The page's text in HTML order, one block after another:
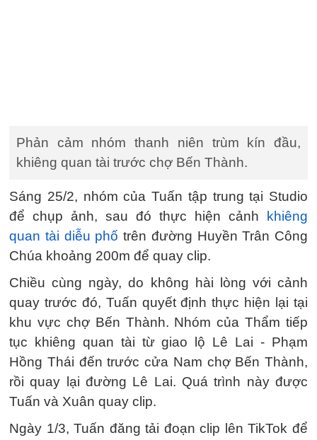
Phản cảm nhóm thanh niên trùm kín đầu,
khiêng quan tài trước chợ Bến Thành.
Sáng 25/2, nhóm của Tuấn tập trung tại Studio
để chụp ảnh, sau đó thực hiện cảnh
khiêng
quan tài diễu phố trên đường Huyền Trân Công
Chúa khoảng 200m để quay clip.
Chiều cùng ngày, do không hài lòng với cảnh
quay trước đó, Tuấn quyết định thực hiện lại tại
khu vực chợ Bến Thành. Nhóm của Thẩm tiếp
tục khiêng quan tài từ giao lộ Lê Lai - Phạm
Hồng Thái đến trước cửa Nam chợ Bến Thành,
rồi quay lại đường Lê Lai. Quá trình này được
Tuấn và Xuân quay clip.
Ngày 1/3, Tuấn đăng tải đoạn clip lên TikTok để